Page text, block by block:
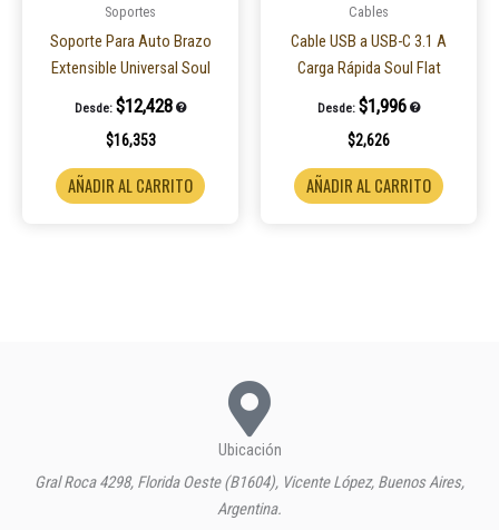
Soportes
Soporte Para Auto Brazo
Extensible Universal Soul
Desde: $12,428
$16,353
AÑADIR AL CARRITO
Cables
Cable USB a USB-C 3.1 A
Carga Rápida Soul Flat
Desde: $1,996
$2,626
AÑADIR AL CARRITO
Ubicación
Gral Roca 4298, Florida Oeste (B1604), Vicente López, Buenos Aires,
Argentina.